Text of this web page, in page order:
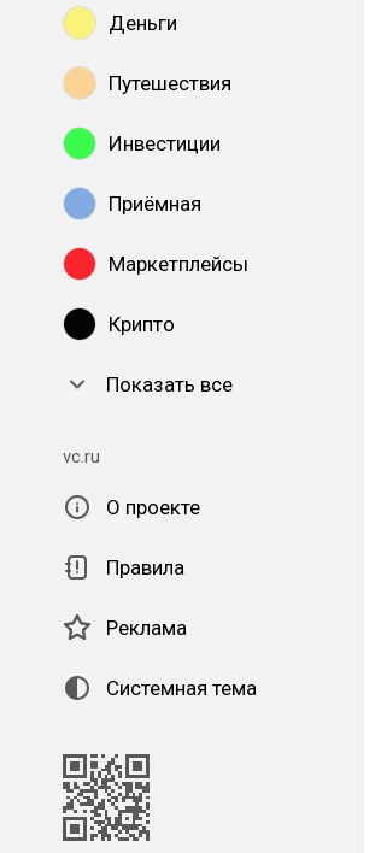
Деньги
Путешествия
Инвестиции
Приёмная
Маркетплейсы
Крипто
Показать все
vc.ru
О проекте
Правила
Реклама
Системная тема